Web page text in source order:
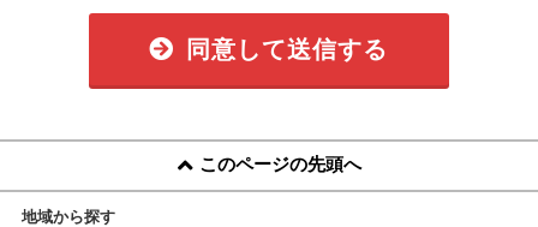
同意して送信する
このページの先頭へ
地域から探す